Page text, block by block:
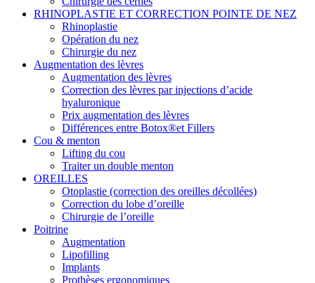
RHINOPLASTIE ET CORRECTION POINTE DE NEZ
Rhinoplastie
Opération du nez
Chirurgie du nez
Augmentation des lèvres
Augmentation des lèvres
Correction des lèvres par injections d’acide
hyaluronique
Prix augmentation des lèvres
Différences entre Botox®et Fillers
Cou & menton
Lifting du cou
Traiter un double menton
OREILLES
Otoplastie (correction des oreilles décollées)
Correction du lobe d’oreille
Chirurgie de l’oreille
Poitrine
Augmentation
Lipofilling
Implants
Prothèses ergonomiques